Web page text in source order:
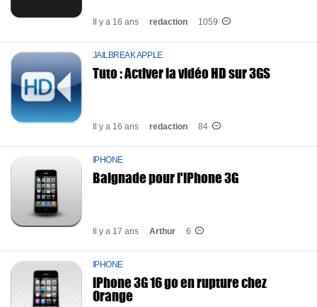
Il y a 16 ans redaction 1059
JAILBREAK APPLE
Tuto : Activer la vidéo HD sur 3GS
Il y a 16 ans redaction 84
IPHONE
Baignade pour l'iPhone 3G
Il y a 17 ans Arthur 6
IPHONE
iPhone 3G 16 go en rupture chez
Orange